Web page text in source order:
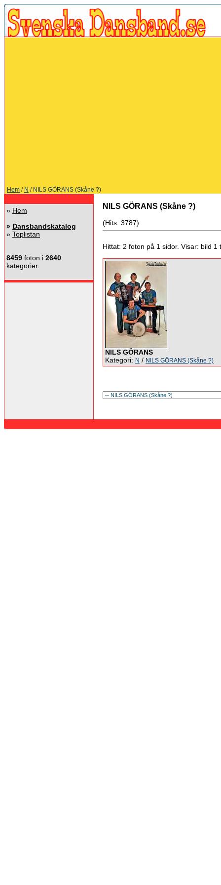
Hem / N / NILS GÖRANS (Skåne ?)
» Hem
» Dansbandskatalog
» Toplistan
8459 foton i 2640
kategorier.
NILS GÖRANS (Skåne ?)
(Hits: 3787)
Hittat: 2 foton på 1 sidor. Visar: bild 1
NILS GÖRANS
Kategori: N / NILS GÖRANS (Skåne ?)